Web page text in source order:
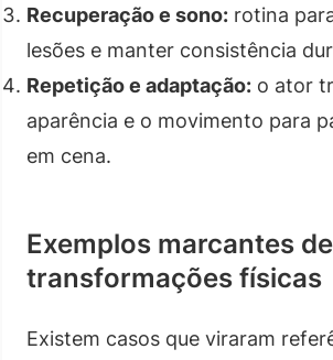
Recuperação e sono: rotina
lesões e manter consistência
Repetição e adaptação: o ator
aparência e o movimento para
em cena.
Exemplos marcantes de
transformações físicas
Existem casos que viraram